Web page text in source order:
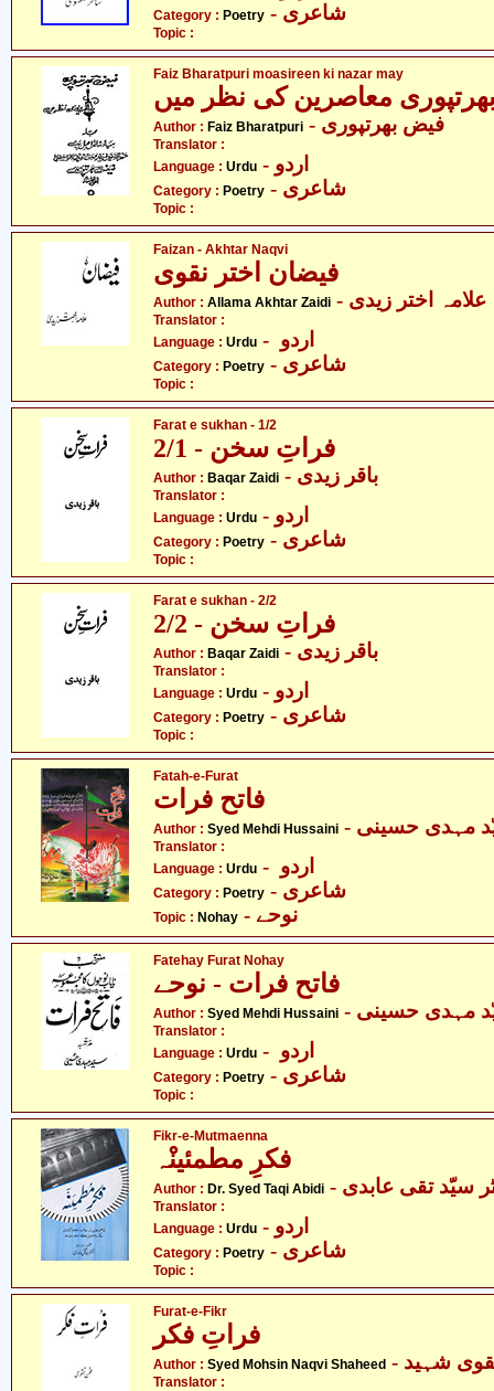
Category : Poetry - شاعری
Topic :
Faiz Bharatpuri moasireen ki nazar may
معاصرین کی نظر میں
Author : Faiz Bharatpuri - فیض بھرتپوری
Translator :
Language : Urdu - اردو
Category : Poetry - شاعری
Topic :
Faizan - Akhtar Naqvi
فیضان اختر نقوی
Author : Allama Akhtar Zaidi - علامہ اختر زیدی
Translator :
Language : Urdu
Category : Poetry - شاعری
Topic :
Farat e sukhan - 1/2
فراتِ سخن - 2/1
Author : Baqar Zaidi - باقر زیدی
Translator :
Language : Urdu - اردو
Category : Poetry - شاعری
Topic :
Farat e sukhan - 2/2
فراتِ سخن - 2/2
Author : Baqar Zaidi - باقر زیدی
Translator :
Language : Urdu - اردو
Category : Poetry - شاعری
Topic :
Fatah-e-Furat
Author : Syed Mehdi Hussaini مہدی حسینی
Translator :
Language : Urdu
Category : Poetry - شاعری
Topic : Nohay
Fatehay Furat Nohay
فاتح فرات - نوحے
Author : Syed Mehdi Hussaini مہدی حسینی
Translator :
Language : Urdu
Category : Poetry - شاعری
Topic :
Fikr-e-Mutmaenna
فکرِ مطمئینْہ
Author : Dr. Syed Taqi Abidi سیّد تقی عابدی
Translator :
Language : Urdu - اردو
Category : Poetry - شاعری
Topic :
Furat-e-Fikr
فراتِ فکر
Author : Syed Mohsin Naqvi Shaheed شہید
Translator :